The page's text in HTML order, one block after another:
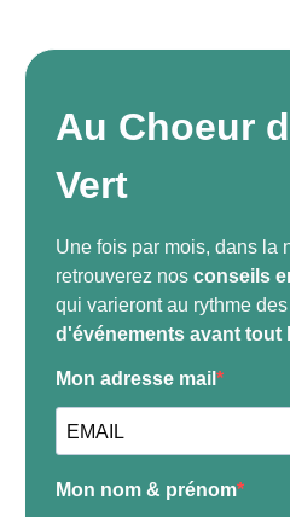
Au Choeur
Vert
Une fois par mois, dans la
retrouverez nos conseils
qui varieront au rythme
d'événements avant tout
Mon adresse mail
Mon nom & prénom